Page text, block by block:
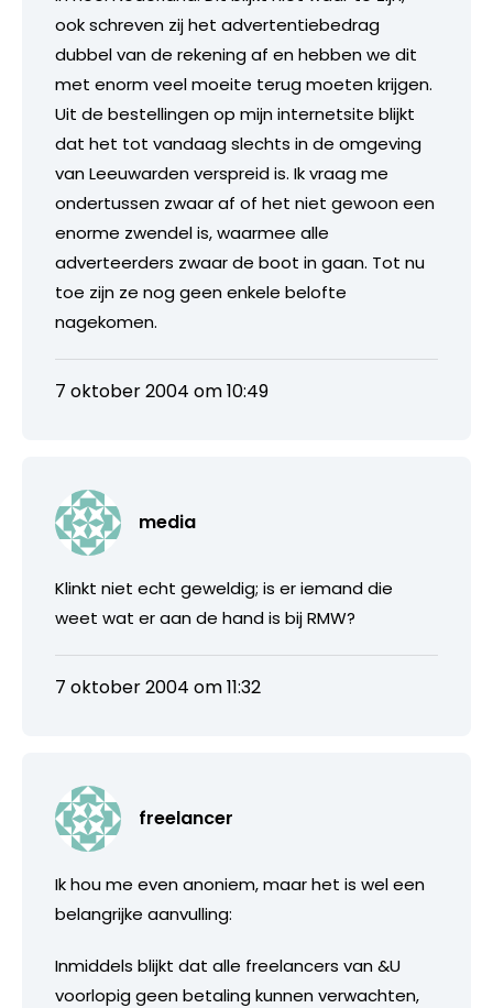
ook schreven zij het advertentiebedrag
dubbel van de rekening af en hebben we dit
met enorm veel moeite terug moeten krijgen.
Uit de bestellingen op mijn internetsite blijkt
dat het tot vandaag slechts in de omgeving
van Leeuwarden verspreid is. Ik vraag me
ondertussen zwaar af of het niet gewoon een
enorme zwendel is, waarmee alle
adverteerders zwaar de boot in gaan. Tot nu
toe zijn ze nog geen enkele belofte
nagekomen.
7 oktober 2004 om 10:49
media
Klinkt niet echt geweldig; is er iemand die
weet wat er aan de hand is bij RMW?
7 oktober 2004 om 11:32
freelancer
Ik hou me even anoniem, maar het is wel een
belangrijke aanvulling:
Inmiddels blijkt dat alle freelancers van &U
voorlopig geen betaling kunnen verwachten,